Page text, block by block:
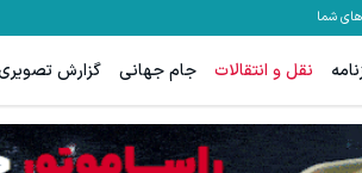
شما
نقل و انتقالات جام جهانی گزارش